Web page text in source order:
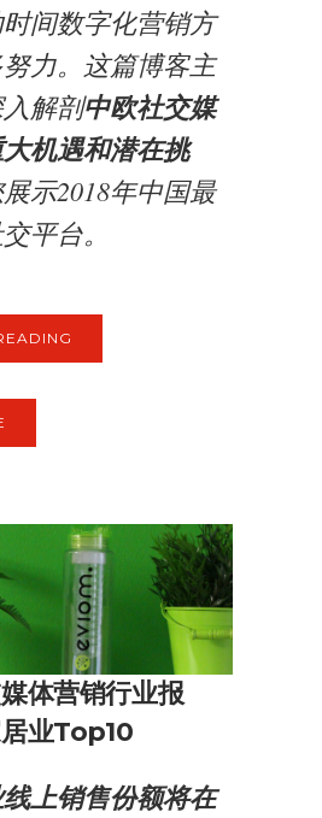
间数字化营销方
力。这篇博客主
解剖中欧社交媒
机遇和潜在挑
示2018年中国最
平台。
体营销行业报
业Top10
上销售份额将在